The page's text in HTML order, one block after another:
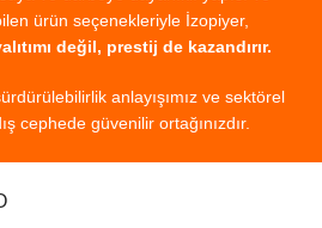
ürün seçenekleriyle İzopiyer,
değil, prestij de kazandırır.
anlayışımız ve sektörel
cephede güvenilir ortağınızdır.